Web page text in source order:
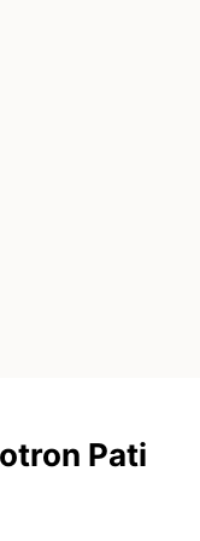
Pati